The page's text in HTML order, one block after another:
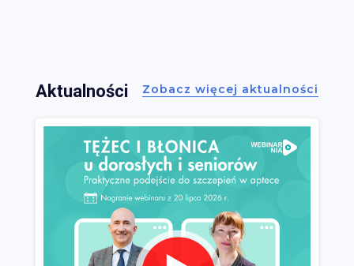
Aktualności Zobacz więcej aktualności